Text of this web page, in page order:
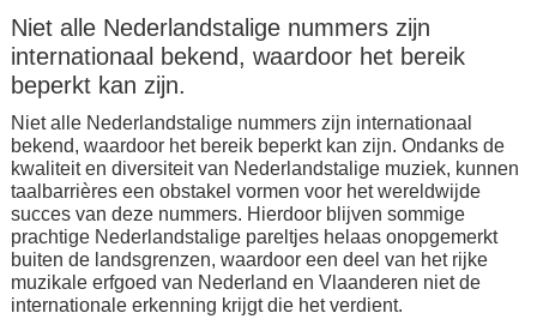
Niet alle Nederlandstalige nummers zijn
internationaal bekend, waardoor het bereik
beperkt kan zijn.
Niet alle Nederlandstalige nummers zijn internationaal
bekend, waardoor het bereik beperkt kan zijn. Ondanks de
kwaliteit en diversiteit van Nederlandstalige muziek, kunnen
taalbarrières een obstakel vormen voor het wereldwijde
succes van deze nummers. Hierdoor blijven sommige
prachtige Nederlandstalige pareltjes helaas onopgemerkt
buiten de landsgrenzen, waardoor een deel van het rijke
muzikale erfgoed van Nederland en Vlaanderen niet de
internationale erkenning krijgt die het verdient.